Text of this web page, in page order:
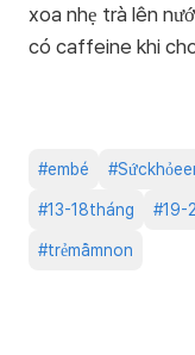
xoa nhẹ trà lên
có caffeine khi
#embé #
#13-18tháng #19-
#trẻmầmnon